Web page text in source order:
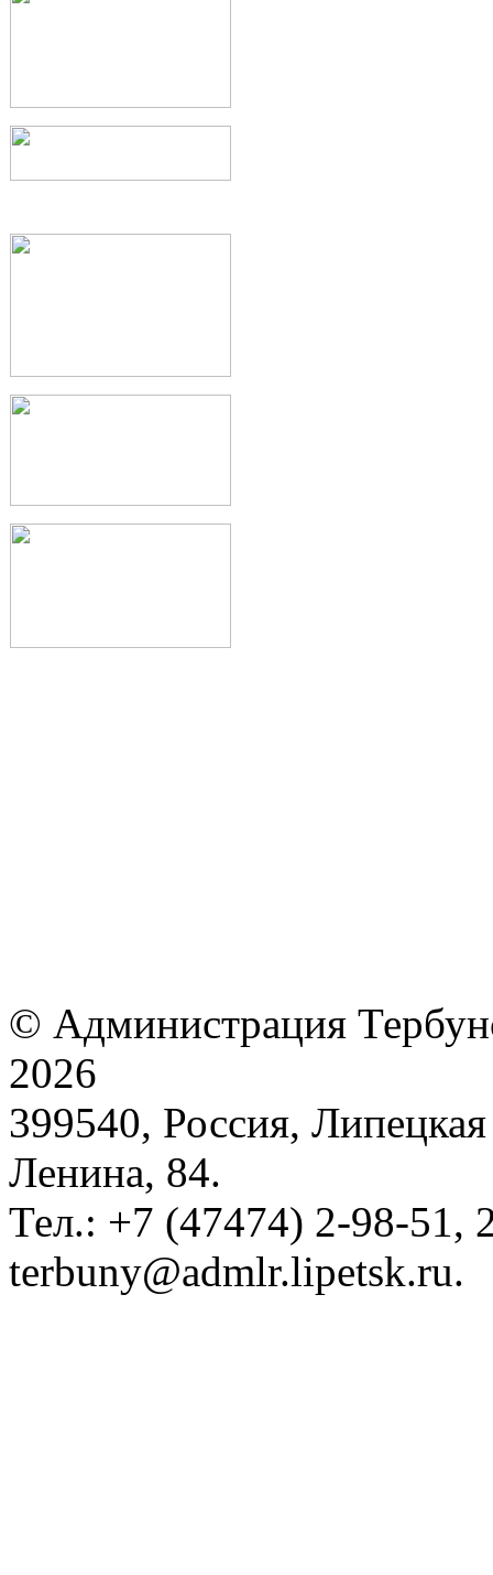
© Администрация
2026
399540, Россия,
Ленина, 84.
Тел.: +7 (47474) 2-98-51,
terbuny@admlr.lipetsk.ru.